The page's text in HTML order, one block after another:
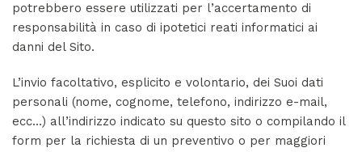
potrebbero essere utilizzati per l’accertamento di
responsabilità in caso di ipotetici reati informatici ai
danni del Sito.
L’invio facoltativo, esplicito e volontario, dei Suoi dati
personali (nome, cognome, telefono, indirizzo e-mail,
ecc…) all’indirizzo indicato su questo sito o compilando il
form per la richiesta di un preventivo o per maggiori